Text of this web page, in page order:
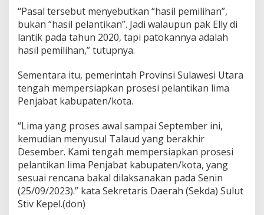
“Pasal tersebut menyebutkan “hasil pemilihan”,
bukan “hasil pelantikan”. Jadi walaupun pak Elly di
lantik pada tahun 2020, tapi patokannya adalah
hasil pemilihan,” tutupnya.
Sementara itu, pemerintah Provinsi Sulawesi Utara
tengah mempersiapkan prosesi pelantikan lima
Penjabat kabupaten/kota.
“Lima yang proses awal sampai September ini,
kemudian menyusul Talaud yang berakhir
Desember. Kami tengah mempersiapkan prosesi
pelantikan lima Penjabat kabupaten/kota, yang
sesuai rencana bakal dilaksanakan pada Senin
(25/09/2023).” kata Sekretaris Daerah (Sekda) Sulut
Stiv Kepel.(don)